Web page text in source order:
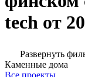
tech от
Развернуть
Каменные дома